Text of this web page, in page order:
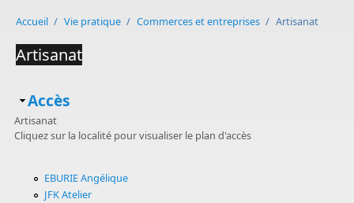
Accueil / Vie pratique / Commerces et entreprises / Artisanat
Artisanat
Masquer
Accès
Artisanat
Cliquez sur la localité pour visualiser le plan d'accès
EBURIE Angélique
JFK Atelier